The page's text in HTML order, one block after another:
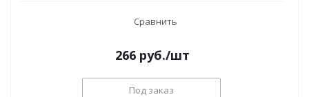
Сравнить
266руб./шт
Под заказ